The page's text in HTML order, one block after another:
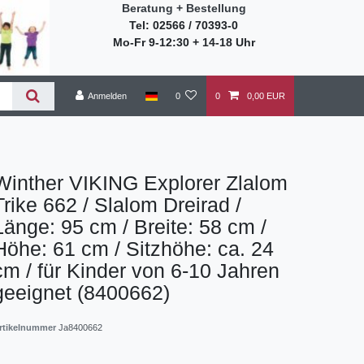
Beratung + Bestellung
Tel: 02566 / 70393-0
Mo-Fr 9-12:30 + 14-18 Uhr
Anmelden 0 0 0,00 EUR
VIKING Explorer Zlalom
662 / Slalom Dreirad /
95 cm / Breite: 58 cm /
61 cm / Sitzhöhe: ca. 24
/ für Kinder von 6-10 Jahren
(8400662)
Ja8400662